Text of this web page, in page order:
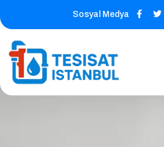
Sosyal Medya